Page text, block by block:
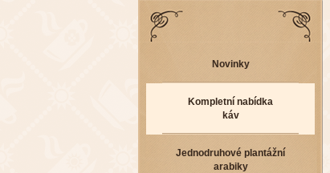
Novinky
Kompletní nabídka
káv
Jednodruhové plantážní
arabiky